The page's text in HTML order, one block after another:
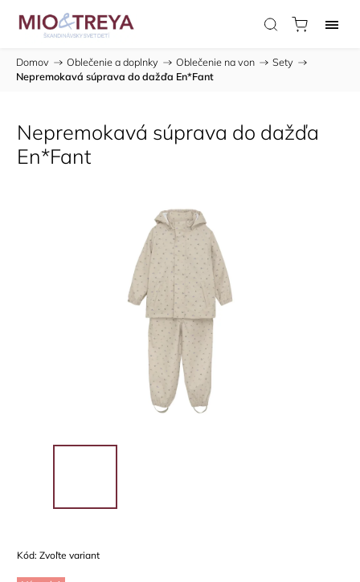
Domov / Oblečenie a doplnky / Oblečenie na von / Sety /
Nepremokavá súprava do dažďa En*Fant
Nepremokavá súprava do dažďa
En*Fant
Kód: Zvoľte variant